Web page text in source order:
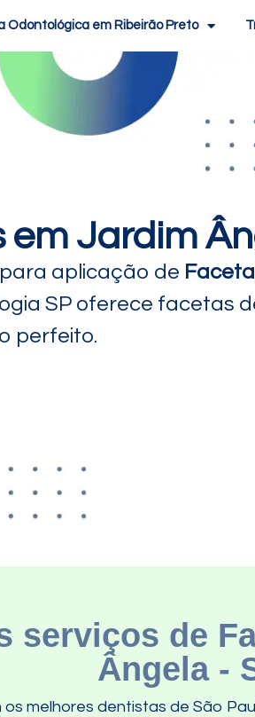
Odontológica em Ribeirão Preto
Jardim
aplicação de
SP oferece facetas
perfeito.
serviços de
Ângela -
melhores dentistas de São